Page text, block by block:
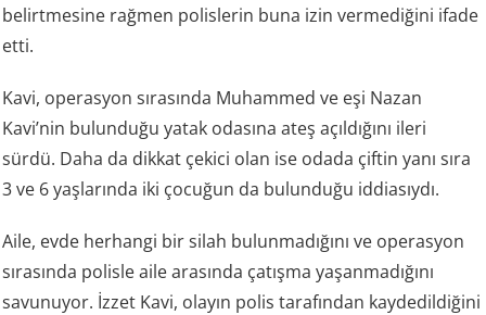
belirtmesine rağmen polislerin buna izin vermediğini ifade
etti.
Kavi, operasyon sırasında Muhammed ve eşi Nazan
Kavi’nin bulunduğu yatak odasına ateş açıldığını ileri
sürdü. Daha da dikkat çekici olan ise odada çiftin yanı sıra
3 ve 6 yaşlarında iki çocuğun da bulunduğu iddiasıydı.
Aile, evde herhangi bir silah bulunmadığını ve operasyon
sırasında polisle aile arasında çatışma yaşanmadığını
savunuyor. İzzet Kavi, olayın polis tarafından kaydedildiğini